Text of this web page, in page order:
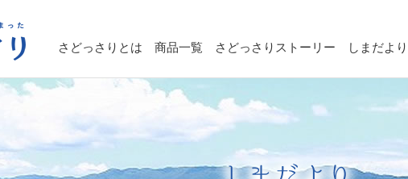
さどっさりとは 商品一覧 さどっさりストーリー しまだより